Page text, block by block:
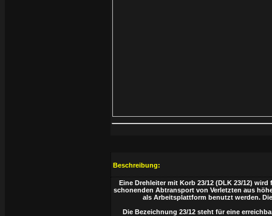
Beschreibung:
Eine Drehleiter mit Korb 23/12 (DLK 23/12)
schonenden Abtransport von Verletzten aus
als Arbeitsplattform benutzt werden.
Die Bezeichnung 23/12 steht für eine